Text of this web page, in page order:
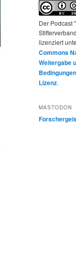
Der Podcast
lizenziert
Commons
Weitergabe
Lizenz.
MASTODON